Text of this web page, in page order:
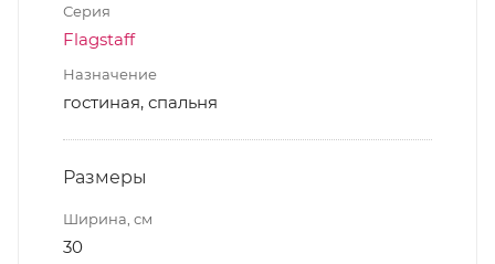
Серия
Flagstaff
Назначение
гостиная, спальня
Размеры
Ширина, см
30